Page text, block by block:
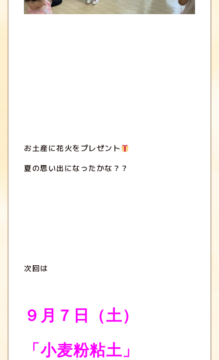
お土産に花火をプレゼント
夏の思い出になったかな？？
次回は
９月７日（土）
「小麦粉粘土」